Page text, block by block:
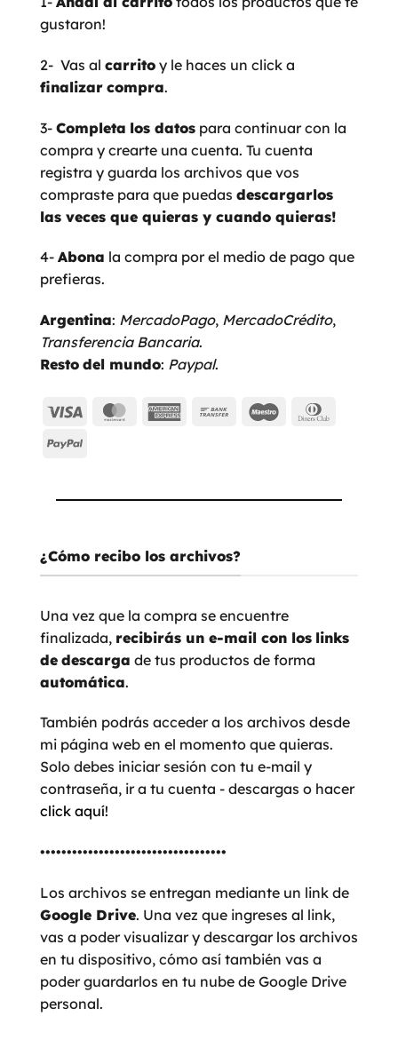
gustaron!
2- Vas al carrito y le haces un click a
finalizar compra.
3- Completa los datos para continuar con la
compra y crearte una cuenta. Tu cuenta
registra y guarda los archivos que vos
compraste para que puedas descargarlos
las veces que quieras y cuando quieras!
4- Abona la compra por el medio de pago que
prefieras.
Argentina: MercadoPago, MercadoCrédito,
Transferencia Bancaria.
Resto del mundo: Paypal.
Visa MasterCardAmericanBank
Maestro
PayPal
¿Cómo recibo los archivos?
Una vez que la compra se encuentre
finalizada, recibirás un e-mail con los links
de descarga de tus productos de forma
automática.
También podrás acceder a los archivos desde
mi página web en el momento que quieras.
Solo debes iniciar sesión con tu e-mail y
contraseña, ir a tu cuenta - descargas o hacer
click aquí!
•••••••••••••••••••••••••••••••••••
Los archivos se entregan mediante un link de
Google Drive. Una vez que ingreses al link,
vas a poder visualizar y descargar los archivos
en tu dispositivo, cómo así también vas a
poder guardarlos en tu nube de Google Drive
personal.